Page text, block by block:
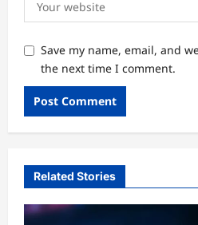
Save my name, email, and
the next time I comment.
Related Stories